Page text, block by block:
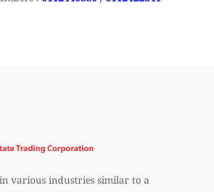
various industries similar to a